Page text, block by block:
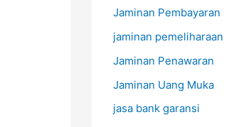
Jaminan Pembayaran
jaminan pemeliharaan
Jaminan Penawaran
Jaminan Uang Muka
jasa bank garansi